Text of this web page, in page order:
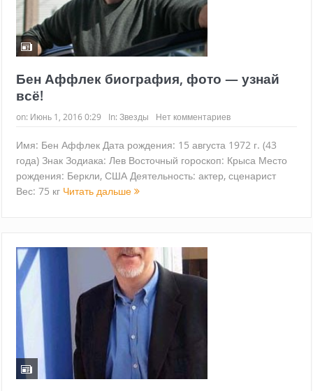
Бен Аффлек биография, фото — узнай
всё!
on: Июнь 1, 2016 0:29 In: Звезды Нет комментариев
Имя: Бен Аффлек Дата рождения: 15 августа 1972 г. (43
года) Знак Зодиака: Лев Восточный гороскоп: Крыса Место
рождения: Беркли, США Деятельность: актер, сценарист
Вес: 75 кг Читать дальше